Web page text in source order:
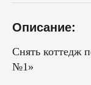
Описание:
Снять коттедж
№1»